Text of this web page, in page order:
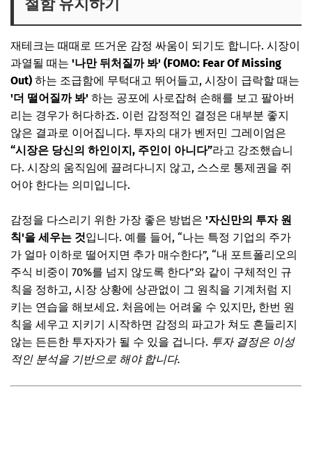
철함 유지하기
재테크는 때때로 뜨거운 감정 싸움이 되기도 합니다. 시장이
과열될 때는 '나만 뒤처질까 봐' (FOMO: Fear Of Missing
Out) 하는 조급함에 무턱대고 뛰어들고, 시장이 급락할 때는
'더 떨어질까 봐' 하는 공포에 사로잡혀 손해를 보고 팔아버
리는 경우가 허다하죠. 이런 감정적인 결정은 대부분 좋지
않은 결과로 이어집니다. 투자의 대가 벤저민 그레이엄은
“시장은 당신의 하인이지, 주인이 아니다”라고 강조했습니
다. 시장의 움직임에 끌려다니지 않고, 스스로 통제권을 쥐
어야 한다는 의미입니다.
감정을 다스리기 위한 가장 좋은 방법은 '자신만의 투자 원
칙'을 세우는 것입니다. 예를 들어, “나는 특정 기업의 주가
가 얼마 이하로 떨어지면 추가 매수한다”, “내 포트폴리오의
주식 비중이 70%를 넘지 않도록 한다”와 같이 구체적인 규
칙을 정하고, 시장 상황에 상관없이 그 원칙을 기계처럼 지
키는 연습을 해보세요. 처음에는 어려울 수 있지만, 한번 원
칙을 세우고 지키기 시작하면 감정의 파고가 쳐도 흔들리지
않는 든든한 투자자가 될 수 있을 겁니다. 투자 결정은 이성
적인 분석을 기반으로 해야 합니다.